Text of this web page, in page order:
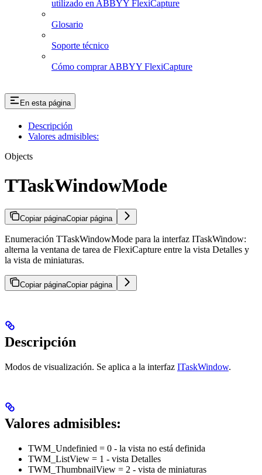
utilizado en ABBYY FlexiCapture
Glosario
Soporte técnico
Cómo comprar ABBYY FlexiCapture
En esta página
Descripción
Valores admisibles:
Objects
TTaskWindowMode
Copiar páginaCopiar página
Enumeración TTaskWindowMode para la interfaz ITaskWindow:
alterna la ventana de tarea de FlexiCapture entre la vista Detalles y
la vista de miniaturas.
Copiar páginaCopiar página
Descripción
Modos de visualización. Se aplica a la interfaz ITaskWindow.
Valores admisibles:
TWM_Undefinied = 0 - la vista no está definida
TWM_ListView = 1 - vista Detalles
TWM_ThumbnailView = 2 - vista de miniaturas